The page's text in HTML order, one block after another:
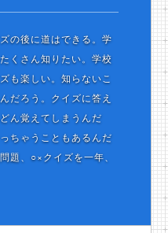
の後に道はできる。学
くさん知りたい。学校
も楽しい。知らないこ
だろう。クイズに答え
ん覚えてしまうんだ
ちゃうこともあるんだ
題、○×クイズを一年、